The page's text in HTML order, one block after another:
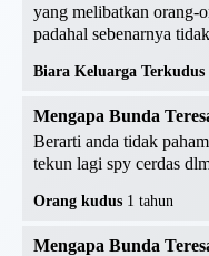
yang melibatkan orang-
padahal sebenarnya
Biara Keluarga Terkudus
Mengapa Bunda
Berarti anda tidak
tekun lagi spy cerdas
Orang kudus 1 tahun
Mengapa Bunda